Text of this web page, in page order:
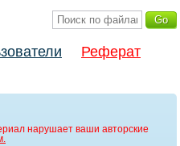
Реферат
нарушает ваши авторские